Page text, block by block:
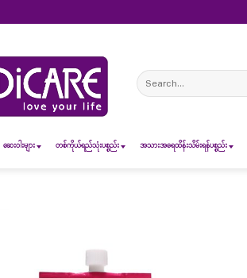
Search
for:
ဆေး၀ါးများ တစ်ကိုယ်ရည်သုံးပစ္စည်း အသားအရေထိန်းသိမ်းရန်ပစ္စည်း